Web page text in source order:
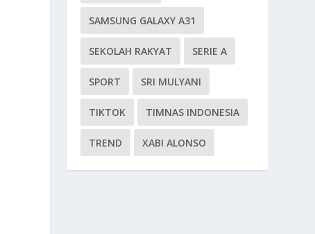
SAMSUNG GALAXY A31
SEKOLAH RAKYAT SERIE A
SPORT SRI MULYANI
TIKTOK TIMNAS INDONESIA
TREND XABI ALONSO